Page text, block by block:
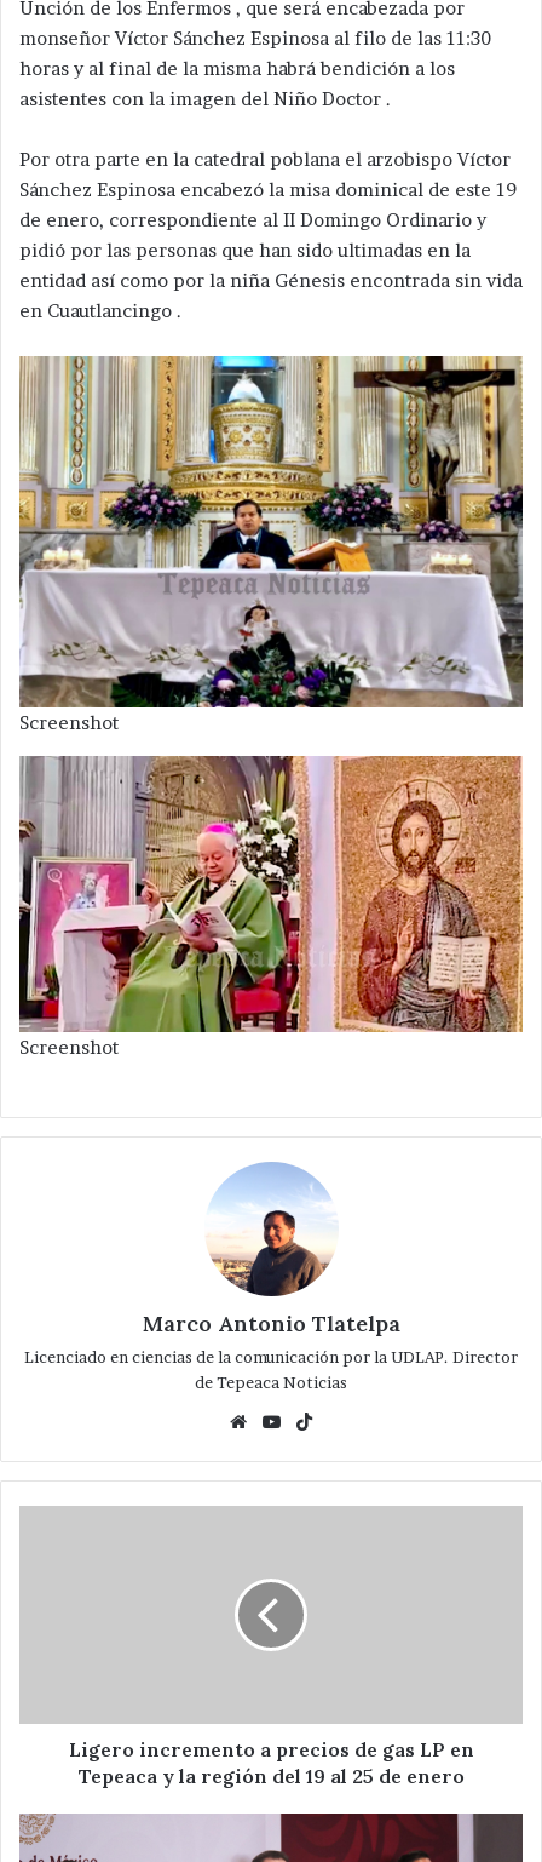
Unción de los Enfermos , que será encabezada por
monseñor Víctor Sánchez Espinosa al filo de las 11:30
horas y al final de la misma habrá bendición a los
asistentes con la imagen del Niño Doctor .
Por otra parte en la catedral poblana el arzobispo Víctor
Sánchez Espinosa encabezó la misa dominical de este 19
de enero, correspondiente al II Domingo Ordinario y
pidió por las personas que han sido ultimadas en la
entidad así como por la niña Génesis encontrada sin vida
en Cuautlancingo .
Screenshot
Screenshot
Marco Antonio Tlatelpa
Licenciado en ciencias de la comunicación por la UDLAP. Director
de Tepeaca Noticias
WebsiteYouTube
Tepeaca
del
19
Ligero incremento a precios de gas LP en
Tepeaca y la región del 19 al 25 de enero
SEP
y